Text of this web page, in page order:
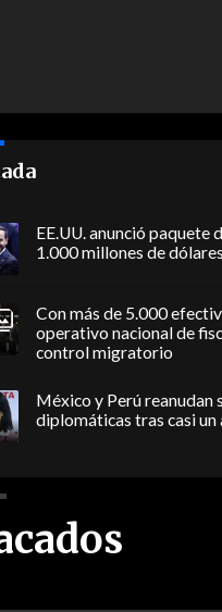
EE.UU. anunció paquete
1.000 millones de
Con más de 5.000
operativo nacional de
control migratorio
México y Perú reanudan
diplomáticas tras casi un